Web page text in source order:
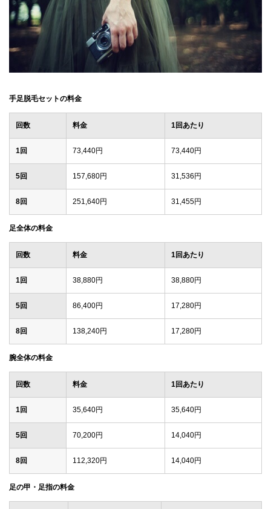
手足脱毛セットの料金
回数 料金 1回あたり
1回 73,440円 73,440円
5回 157,680円 31,536円
8回 251,640円 31,455円
足全体の料金
回数 料金 1回あたり
1回 38,880円 38,880円
5回 86,400円 17,280円
8回 138,240円 17,280円
腕全体の料金
回数 料金 1回あたり
1回 35,640円 35,640円
5回 70,200円 14,040円
8回 112,320円 14,040円
足の甲・足指の料金